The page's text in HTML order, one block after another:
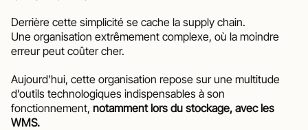
Derrière cette simplicité se cache la supply chain.
Une organisation extrêmement complexe, où la moindre
erreur peut coûter cher.
Aujourd’hui, cette organisation repose sur une multitude
d’outils technologiques indispensables à son
fonctionnement, notamment lors du stockage, avec les
WMS.